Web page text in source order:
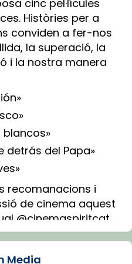
cinc pel·lícules
Històries per a
conviden a fer-nos
la superació, la
i la nostra manera
blancos»
detrás del Papa»
recomanacions i
de cinema aquest
@cinemaspiritcat
IA (OpenAI)
Media